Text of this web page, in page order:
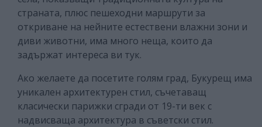
страната, плюс пешеходни маршрути за
откриване на нейните естествени влажни зони и
диви животни, има много неща, които да
задържат интереса ви тук.
Ако желаете да посетите голям град, Букурещ има
уникален архитектурен стил, съчетаващ
класически парижки сгради от 19-ти век с
надвисваща архитектура в съветски стил.